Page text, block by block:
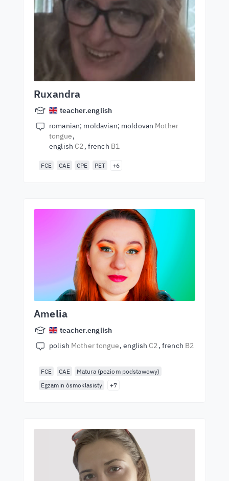
Ruxandra
teacher.english
romanian; moldavian; moldovan Mother
tongue
english C2 french B1
FCE CAE CPE PET +6
Amelia
teacher.english
polish Mother tongue english C2 french B2
FCE CAE
Matura (poziom podstawowy)
Egzamin ósmoklasisty
+7